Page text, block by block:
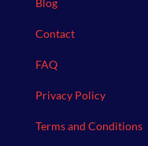
Contact
FAQ
Privacy Policy
Terms and Conditions